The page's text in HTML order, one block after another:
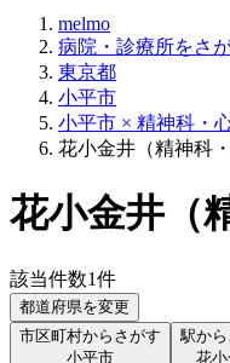
melmo
病院・診療所をさ
東京都
小平市
小平市 × 精神科・
花小金井（精神科
花小金井 （
該当件数1件
都道府県を変更
市区町村からさがす
小平市
駅か
花